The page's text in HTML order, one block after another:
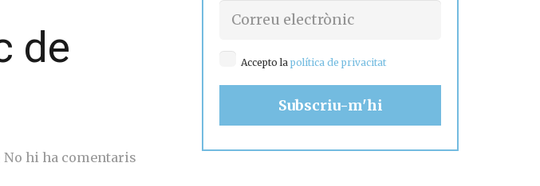
de
No hi ha comentaris
Accepto lapolítica de privacitat